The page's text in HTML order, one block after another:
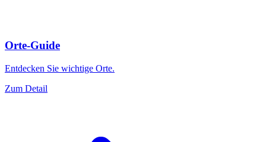
Orte-Guide
Entdecken Sie wichtige Orte.
Zum Detail